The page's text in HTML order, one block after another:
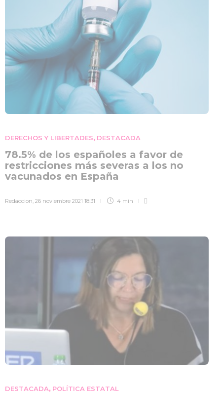
DERECHOS Y LIBERTADES, DESTACADA
78.5% de los españoles a favor de
restricciones más severas a los no
vacunados en España
Redaccion 26 noviembre 2021 18:31 4 min
DESTACADA, POLÍTICA ESTATAL